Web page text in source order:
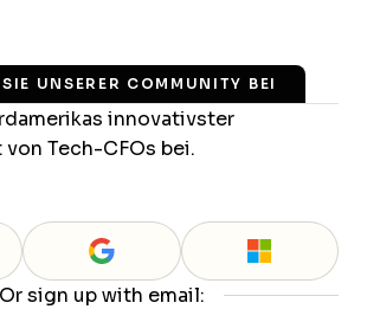
UNSERER COMMUNITY BEI
innovativster
Tech-CFOs bei.
Or sign up with email: